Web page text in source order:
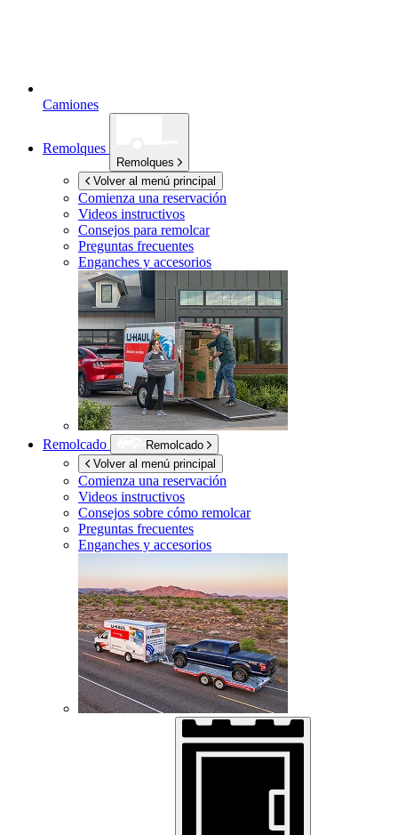
Camiones
Remolques
Remolques
Volver al menú principal
Comienza una reservación
Videos instructivos
Consejos para remolcar
Preguntas frecuentes
Enganches y accesorios
Remolcado
Remolcado
Volver al menú principal
Comienza una reservación
Videos instructivos
Consejos sobre cómo remolcar
Preguntas frecuentes
Enganches y accesorios